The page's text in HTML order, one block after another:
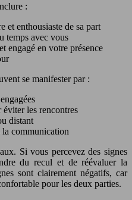
:
et enthousiaste de sa part
temps avec vous
engagé en votre présence
se manifester par :
éviter les rencontres
distant
communication
Si vous percevez des signes
du recul et de réévaluer la
sont clairement négatifs, car
pour les deux parties.